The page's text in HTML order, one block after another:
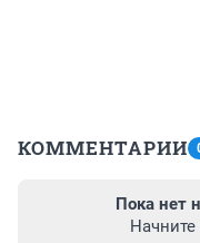
КОММЕНТАРИИ
Пока нет